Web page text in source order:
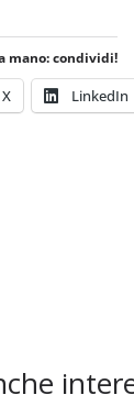
mano: condividi!
X LinkedIn
OPINIONI
POLITICA